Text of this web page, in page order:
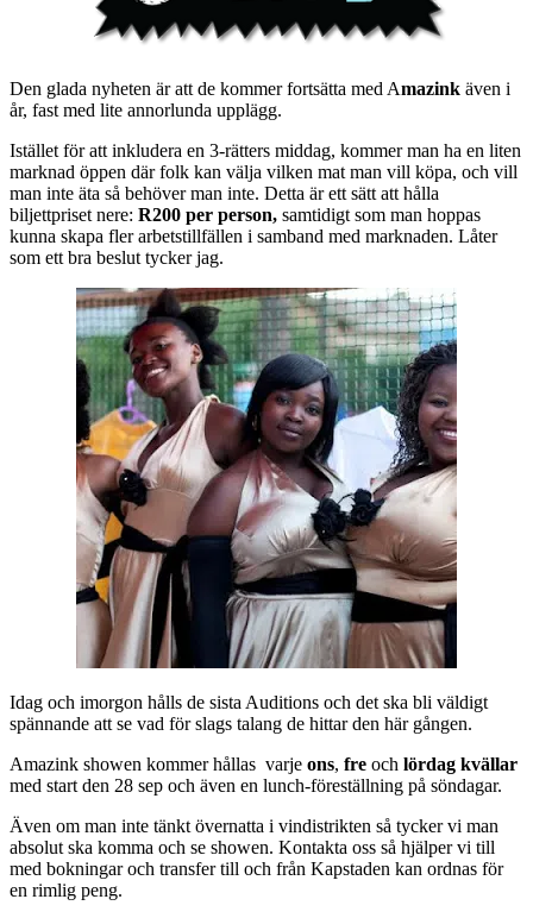
Den glada nyheten är att de kommer fortsätta med Amazink även i
år, fast med lite annorlunda upplägg.
Istället för att inkludera en 3-rätters middag, kommer man ha en liten
marknad öppen där folk kan välja vilken mat man vill köpa, och vill
man inte äta så behöver man inte. Detta är ett sätt att hålla
biljettpriset nere: R200 per person, samtidigt som man hoppas
kunna skapa fler arbetstillfällen i samband med marknaden. Låter
som ett bra beslut tycker jag.
Idag och imorgon hålls de sista Auditions och det ska bli väldigt
spännande att se vad för slags talang de hittar den här gången.
Amazink showen kommer hållas varje ons, fre och lördag kvällar
med start den 28 sep och även en lunch-föreställning på söndagar.
Även om man inte tänkt övernatta i vindistrikten så tycker vi man
absolut ska komma och se showen. Kontakta oss så hjälper vi till
med bokningar och transfer till och från Kapstaden kan ordnas för
en rimlig peng.